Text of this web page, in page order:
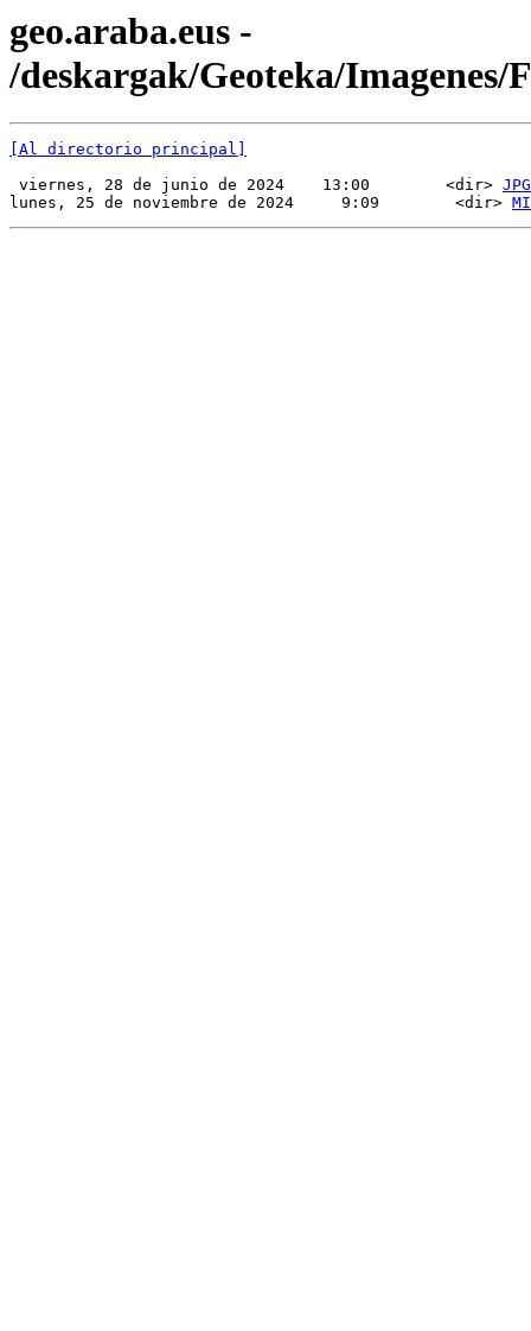
geo.araba.eus -
/deskargak/Geoteka/Imagenes/
[Al directorio principal]
viernes, 28 de junio de 2024    13:00        <dir> JPG
lunes, 25 de noviembre de 2024     9:09        <dir>